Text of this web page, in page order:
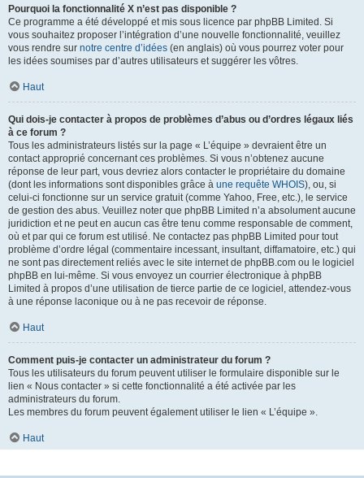
Pourquoi la fonctionnalité X n’est pas disponible ?
Ce programme a été développé et mis sous licence par phpBB Limited. Si
vous souhaitez proposer l’intégration d’une nouvelle fonctionnalité, veuillez
vous rendre sur notre centre d’idées (en anglais) où vous pourrez voter pour
les idées soumises par d’autres utilisateurs et suggérer les vôtres.
Haut
Qui dois-je contacter à propos de problèmes d’abus ou d’ordres légaux liés
à ce forum ?
Tous les administrateurs listés sur la page « L’équipe » devraient être un
contact approprié concernant ces problèmes. Si vous n’obtenez aucune
réponse de leur part, vous devriez alors contacter le propriétaire du domaine
(dont les informations sont disponibles grâce à une requête WHOIS), ou, si
celui-ci fonctionne sur un service gratuit (comme Yahoo, Free, etc.), le service
de gestion des abus. Veuillez noter que phpBB Limited n’a absolument aucune
juridiction et ne peut en aucun cas être tenu comme responsable de comment,
où et par qui ce forum est utilisé. Ne contactez pas phpBB Limited pour tout
problème d’ordre légal (commentaire incessant, insultant, diffamatoire, etc.) qui
ne sont pas directement reliés avec le site internet de phpBB.com ou le logiciel
phpBB en lui-même. Si vous envoyez un courrier électronique à phpBB
Limited à propos d’une utilisation de tierce partie de ce logiciel, attendez-vous
à une réponse laconique ou à ne pas recevoir de réponse.
Haut
Comment puis-je contacter un administrateur du forum ?
Tous les utilisateurs du forum peuvent utiliser le formulaire disponible sur le
lien « Nous contacter » si cette fonctionnalité a été activée par les
administrateurs du forum.
Les membres du forum peuvent également utiliser le lien « L’équipe ».
Haut